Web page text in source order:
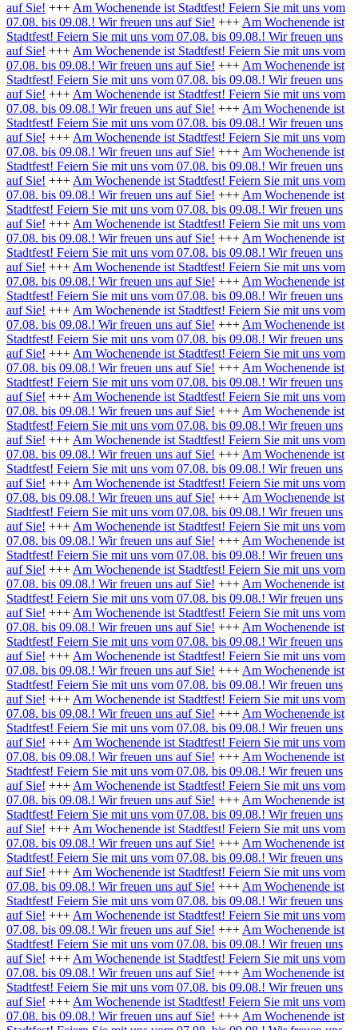
auf Sie! +++ Am Wochenende ist Stadtfest! Feiern Sie mit uns vom
07.08. bis 09.08.! Wir freuen uns auf Sie! +++ Am Wochenende ist
Stadtfest! Feiern Sie mit uns vom 07.08. bis 09.08.! Wir freuen uns
auf Sie! +++ Am Wochenende ist Stadtfest! Feiern Sie mit uns vom
07.08. bis 09.08.! Wir freuen uns auf Sie! +++ Am Wochenende ist
Stadtfest! Feiern Sie mit uns vom 07.08. bis 09.08.! Wir freuen uns
auf Sie! +++ Am Wochenende ist Stadtfest! Feiern Sie mit uns vom
07.08. bis 09.08.! Wir freuen uns auf Sie! +++ Am Wochenende ist
Stadtfest! Feiern Sie mit uns vom 07.08. bis 09.08.! Wir freuen uns
auf Sie! +++ Am Wochenende ist Stadtfest! Feiern Sie mit uns vom
07.08. bis 09.08.! Wir freuen uns auf Sie! +++ Am Wochenende ist
Stadtfest! Feiern Sie mit uns vom 07.08. bis 09.08.! Wir freuen uns
auf Sie! +++ Am Wochenende ist Stadtfest! Feiern Sie mit uns vom
07.08. bis 09.08.! Wir freuen uns auf Sie! +++ Am Wochenende ist
Stadtfest! Feiern Sie mit uns vom 07.08. bis 09.08.! Wir freuen uns
auf Sie! +++ Am Wochenende ist Stadtfest! Feiern Sie mit uns vom
07.08. bis 09.08.! Wir freuen uns auf Sie! +++ Am Wochenende ist
Stadtfest! Feiern Sie mit uns vom 07.08. bis 09.08.! Wir freuen uns
auf Sie! +++ Am Wochenende ist Stadtfest! Feiern Sie mit uns vom
07.08. bis 09.08.! Wir freuen uns auf Sie! +++ Am Wochenende ist
Stadtfest! Feiern Sie mit uns vom 07.08. bis 09.08.! Wir freuen uns
auf Sie! +++ Am Wochenende ist Stadtfest! Feiern Sie mit uns vom
07.08. bis 09.08.! Wir freuen uns auf Sie! +++ Am Wochenende ist
Stadtfest! Feiern Sie mit uns vom 07.08. bis 09.08.! Wir freuen uns
auf Sie! +++ Am Wochenende ist Stadtfest! Feiern Sie mit uns vom
07.08. bis 09.08.! Wir freuen uns auf Sie! +++ Am Wochenende ist
Stadtfest! Feiern Sie mit uns vom 07.08. bis 09.08.! Wir freuen uns
auf Sie! +++ Am Wochenende ist Stadtfest! Feiern Sie mit uns vom
07.08. bis 09.08.! Wir freuen uns auf Sie! +++ Am Wochenende ist
Stadtfest! Feiern Sie mit uns vom 07.08. bis 09.08.! Wir freuen uns
auf Sie! +++ Am Wochenende ist Stadtfest! Feiern Sie mit uns vom
07.08. bis 09.08.! Wir freuen uns auf Sie! +++ Am Wochenende ist
Stadtfest! Feiern Sie mit uns vom 07.08. bis 09.08.! Wir freuen uns
auf Sie! +++ Am Wochenende ist Stadtfest! Feiern Sie mit uns vom
07.08. bis 09.08.! Wir freuen uns auf Sie! +++ Am Wochenende ist
Stadtfest! Feiern Sie mit uns vom 07.08. bis 09.08.! Wir freuen uns
auf Sie! +++ Am Wochenende ist Stadtfest! Feiern Sie mit uns vom
07.08. bis 09.08.! Wir freuen uns auf Sie! +++ Am Wochenende ist
Stadtfest! Feiern Sie mit uns vom 07.08. bis 09.08.! Wir freuen uns
auf Sie! +++ Am Wochenende ist Stadtfest! Feiern Sie mit uns vom
07.08. bis 09.08.! Wir freuen uns auf Sie! +++ Am Wochenende ist
Stadtfest! Feiern Sie mit uns vom 07.08. bis 09.08.! Wir freuen uns
auf Sie! +++ Am Wochenende ist Stadtfest! Feiern Sie mit uns vom
07.08. bis 09.08.! Wir freuen uns auf Sie! +++ Am Wochenende ist
Stadtfest! Feiern Sie mit uns vom 07.08. bis 09.08.! Wir freuen uns
auf Sie! +++ Am Wochenende ist Stadtfest! Feiern Sie mit uns vom
07.08. bis 09.08.! Wir freuen uns auf Sie! +++ Am Wochenende ist
Stadtfest! Feiern Sie mit uns vom 07.08. bis 09.08.! Wir freuen uns
auf Sie! +++ Am Wochenende ist Stadtfest! Feiern Sie mit uns vom
07.08. bis 09.08.! Wir freuen uns auf Sie! +++ Am Wochenende ist
Stadtfest! Feiern Sie mit uns vom 07.08. bis 09.08.! Wir freuen uns
auf Sie! +++ Am Wochenende ist Stadtfest! Feiern Sie mit uns vom
07.08. bis 09.08.! Wir freuen uns auf Sie! +++ Am Wochenende ist
Stadtfest! Feiern Sie mit uns vom 07.08. bis 09.08.! Wir freuen uns
auf Sie! +++ Am Wochenende ist Stadtfest! Feiern Sie mit uns vom
07.08. bis 09.08.! Wir freuen uns auf Sie! +++ Am Wochenende ist
Stadtfest! Feiern Sie mit uns vom 07.08. bis 09.08.! Wir freuen uns
auf Sie! +++ Am Wochenende ist Stadtfest! Feiern Sie mit uns vom
07.08. bis 09.08.! Wir freuen uns auf Sie! +++ Am Wochenende ist
Stadtfest! Feiern Sie mit uns vom 07.08. bis 09.08.! Wir freuen uns
auf Sie! +++ Am Wochenende ist Stadtfest! Feiern Sie mit uns vom
07.08. bis 09.08.! Wir freuen uns auf Sie! +++ Am Wochenende ist
Stadtfest! Feiern Sie mit uns vom 07.08. bis 09.08.! Wir freuen uns
auf Sie! +++ Am Wochenende ist Stadtfest! Feiern Sie mit uns vom
07.08. bis 09.08.! Wir freuen uns auf Sie! +++ Am Wochenende ist
Stadtfest! Feiern Sie mit uns vom 07.08. bis 09.08.! Wir freuen uns
auf Sie! +++ Am Wochenende ist Stadtfest! Feiern Sie mit uns vom
07.08. bis 09.08.! Wir freuen uns auf Sie! +++ Am Wochenende ist
Stadtfest! Feiern Sie mit uns vom 07.08. bis 09.08.! Wir freuen uns
auf Sie! +++ Am Wochenende ist Stadtfest! Feiern Sie mit uns vom
07.08. bis 09.08.! Wir freuen uns auf Sie! +++ Am Wochenende ist